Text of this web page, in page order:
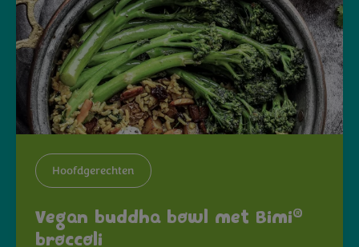
Hoofdgerechten
Vegan buddha bowl met Bimi®
broccoli